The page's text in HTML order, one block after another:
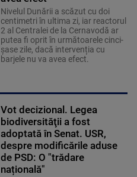
Nivelul Dunării a scăzut cu doi
centimetri în ultima zi, iar reactorul
2 al Centralei de la Cernavodă ar
putea fi oprit în următoarele cinci-
șase zile, dacă intervenția cu
barjele nu va avea efect.
Vot decizional. Legea
biodiversităţii a fost
adoptată în Senat. USR,
despre modificările aduse
de PSD: O "trădare
națională"